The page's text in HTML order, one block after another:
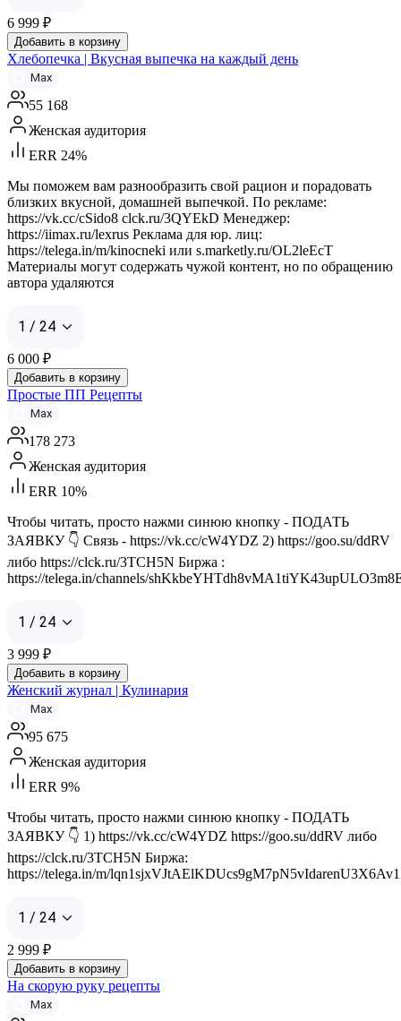
6 999 ₽
Добавить в корзину
Хлебопечка | Вкусная выпечка на каждый день
Max
55 168
Женская аудитория
ERR 24%
Мы поможем вам разнообразить свой рацион и порадовать
близких вкусной, домашней выпечкой. По рекламе:
https://vk.cc/cSido8 clck.ru/3QYEkD Менеджер:
https://iimax.ru/lexrus Реклама для юр. лиц:
https://telega.in/m/kinocneki или s.marketly.ru/OL2leEcT
Материалы могут содержать чужой контент, но по обращению
автора удаляются
1 / 24
6 000 ₽
Добавить в корзину
Простые ПП Рецепты
Max
178 273
Женская аудитория
ERR 10%
Чтобы читать, просто нажми синюю кнопку - ПОДАТЬ
ЗАЯВКУ 👇 Связь - https://vk.cc/cW4YDZ 2) https://goo.su/ddRV
либо https://clck.ru/3TCH5N Биржа :
https://telega.in/channels/
1 / 24
3 999 ₽
Добавить в корзину
Женский журнал | Кулинария
Max
95 675
Женская аудитория
ERR 9%
Чтобы читать, просто нажми синюю кнопку - ПОДАТЬ
ЗАЯВКУ 👇 1) https://vk.cc/cW4YDZ https://goo.su/ddRV либо
https://clck.ru/3TCH5N Биржа:
https://telega.in/m/
1 / 24
2 999 ₽
Добавить в корзину
На скорую руку рецепты
Max